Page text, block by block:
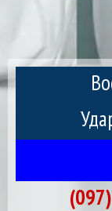
(097)